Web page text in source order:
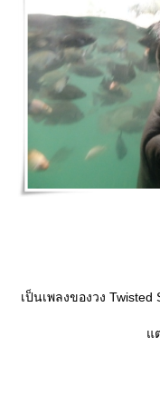
เป็นเพลงของวง
ต่